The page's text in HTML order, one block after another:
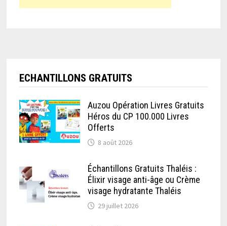
ECHANTILLONS GRATUITS
Auzou Opération Livres Gratuits
Héros du CP 100.000 Livres
Offerts
8 août 2026
Échantillons Gratuits Thaléis :
Élixir visage anti-âge ou Crème
visage hydratante Thaléis
29 juillet 2026